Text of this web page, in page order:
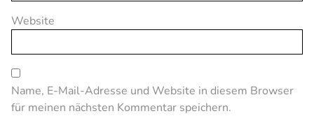
Website
Name, E-Mail-Adresse und Website in diesem Browser
für meinen nächsten Kommentar speichern.